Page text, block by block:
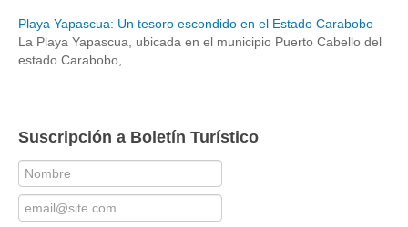
Playa Yapascua: Un tesoro escondido en el Estado Carabobo
La Playa Yapascua, ubicada en el municipio Puerto Cabello del
estado Carabobo,...
Suscripción a Boletín Turístico